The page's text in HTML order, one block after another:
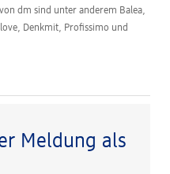
dm sind unter anderem Balea,
Denkmit, Profissimo und
Meldung als